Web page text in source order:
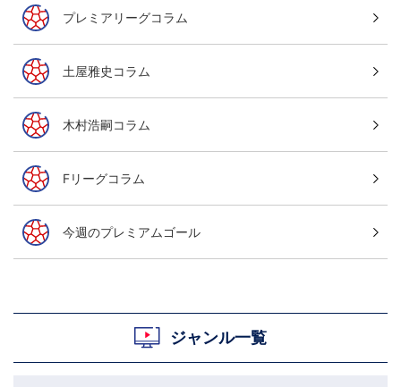
プレミアリーグコラム
土屋雅史コラム
木村浩嗣コラム
Fリーグコラム
今週のプレミアムゴール
ジャンル一覧